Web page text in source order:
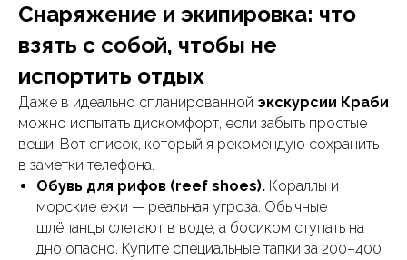
Снаряжение и экипировка: что
взять с собой, чтобы не
испортить отдых
Даже в идеально спланированной экскурсии Краби
можно испытать дискомфорт, если забыть простые
вещи. Вот список, который я рекомендую сохранить
в заметки телефона.
Обувь для рифов (reef shoes). Кораллы и
морские ежи — реальная угроза. Обычные
шлёпанцы слетают в воде, а босиком ступать на
дно опасно. Купите специальные тапки за 200–400